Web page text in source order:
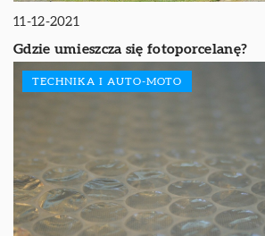
11-12-2021
Gdzie umieszcza się fotoporcelanę?
TECHNIKA I AUTO-MOTO